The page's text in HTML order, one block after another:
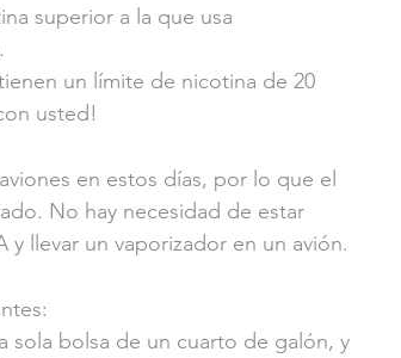
superior a la que usa
un límite de nicotina de 20
usted!
en estos días, por lo que el
No hay necesidad de estar
llevar un vaporizador en un avión.
sola bolsa de un cuarto de galón, y